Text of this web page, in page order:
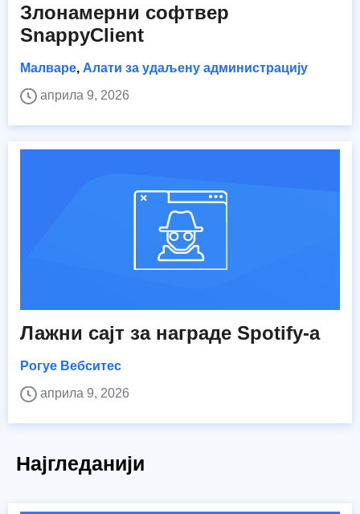
Злонамерни софтвер
SnappyClient
Малваре, Алати за удаљену администрацију
априла 9, 2026
Лажни сајт за награде Spotify-а
Рогуе Вебситес
априла 9, 2026
Најгледанији